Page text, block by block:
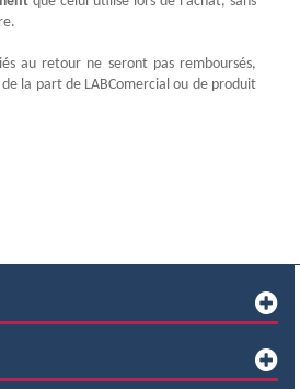
au retour ne seront pas remboursés,
la part de LABComercial ou de produit